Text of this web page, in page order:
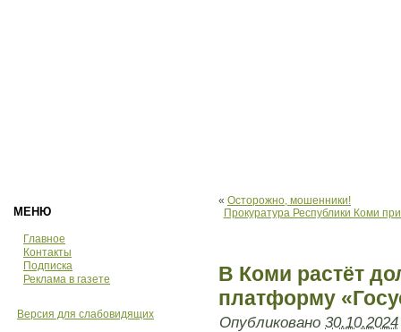
МЕНЮ
Главное
Контакты
Подписка
Реклама в газете
Версия для слабовидящих
« Осторожно, мошенники!
Прокуратура Республики Коми
В Коми растёт
платформу
Опубликовано 30.10.2024